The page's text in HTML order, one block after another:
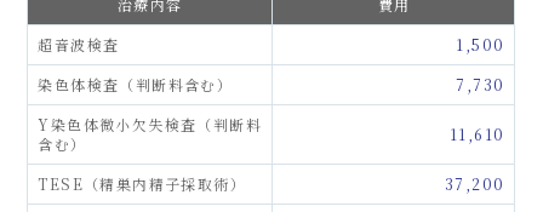
治療内容
費用
超音波検査
1,500
染色体検査（判断料含む）
7,730
Y染色体微小欠失検査（判断料
含む）
11,610
TESE（精巣内精子採取術）
37,200